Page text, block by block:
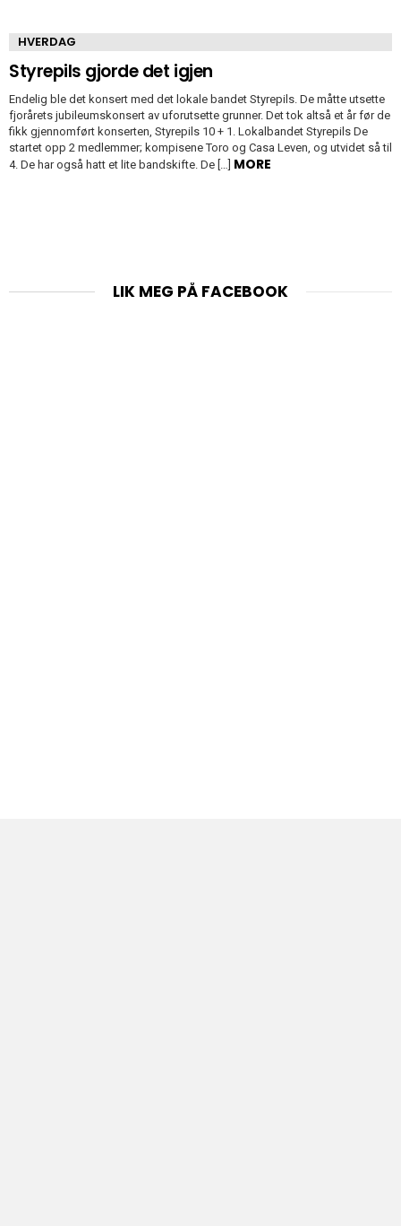
HVERDAG
Styrepils gjorde det igjen
Endelig ble det konsert med det lokale bandet Styrepils. De måtte utsette
fjorårets jubileumskonsert av uforutsette grunner. Det tok altså et år før de
fikk gjennomført konserten, Styrepils 10 + 1. Lokalbandet Styrepils De
startet opp 2 medlemmer; kompisene Toro og Casa Leven, og utvidet så til
4. De har også hatt et lite bandskifte. De […] MORE
LIK MEG PÅ FACEBOOK